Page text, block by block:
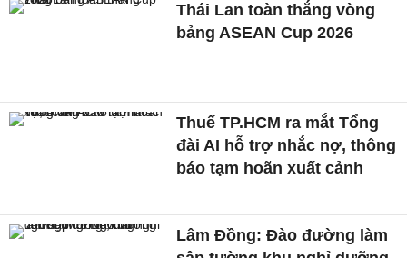
Thái Lan toàn thắng vòng
bảng ASEAN Cup 2026
Thuế TP.HCM ra mắt Tổng
đài AI hỗ trợ nhắc nợ, thông
báo tạm hoãn xuất cảnh
Lâm Đồng: Đào đường làm